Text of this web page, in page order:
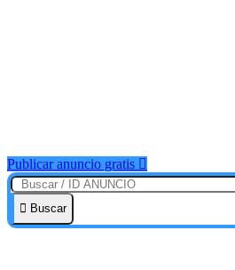
Publicar anuncio gratis
Buscar